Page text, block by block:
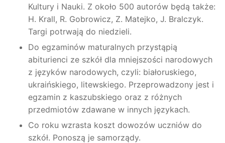
Kultury i Nauki. Z około 500 autorów będą także:
H. Krall, R. Gobrowicz, Z. Matejko, J. Bralczyk.
Targi potrwają do niedzieli.
Do egzaminów maturalnych przystąpią
abiturienci ze szkół dla mniejszości narodowych
z języków narodowych, czyli: białoruskiego,
ukraińskiego, litewskiego. Przeprowadzony jest i
egzamin z kaszubskiego oraz z różnych
przedmiotów zdawane w innych językach.
Co roku wzrasta koszt dowozów uczniów do
szkół. Ponoszą je samorządy.